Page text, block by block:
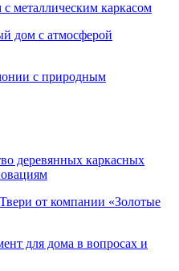
металлическим каркасом
дом с атмосферой
с природным
деревянных каркасных
от компании «Золотые
для дома в вопросах и